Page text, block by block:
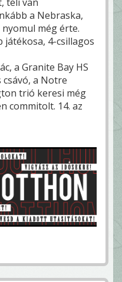
a Nebraska,
még érte.
játékosa, 4-csillagos
a Granite Bay HS
csávó, a Notre
trió keresi még
commitolt. 14. az